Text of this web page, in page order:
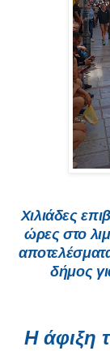
Χιλιάδες
ώρες στο
δήμος
Η άφιξη